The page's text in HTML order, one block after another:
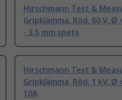
Hirschmann Test &
Gripklämma, Röd, 60 V, Ø
- 3.5 mm spets
Hirschmann Test &
Gripklämma, Röd, 1 kV, Ø
10A